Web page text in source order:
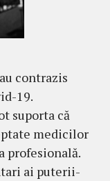
contrazis
19.
suporta că
medicilor
profesională.
ai puterii-